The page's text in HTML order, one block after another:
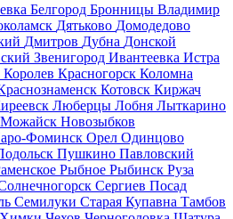
Белгород Бронницы Владимир
Дятьково Домодедово
Дмитров Дубна Донской
Звенигород Ивантеевка Истра
Королев Красногорск Коломна
Котовск Киржач
Люберцы Лобня Лыткарино
Можайск Новозыбков
Фоминск Орел Одинцово
Пушкино Павловский
Рыбное Рыбинск Руза
Сергиев Посад
Семилуки Старая Купавна Тамбов